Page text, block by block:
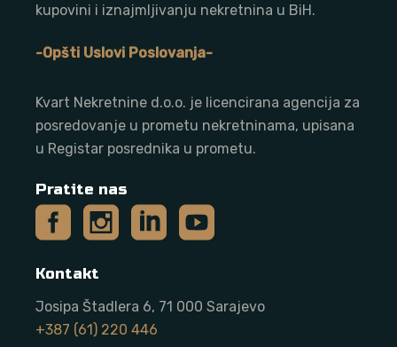
kupovini i iznajmljivanju nekretnina u BiH.
-Opšti Uslovi Poslovanja-
Kvart Nekretnine d.o.o. je licencirana agencija za
posredovanje u prometu nekretninama, upisana
u Registar posrednika u prometu.
Pratite nas
Kontakt
Josipa Štadlera 6, 71 000 Sarajevo
+387 (61) 220 446